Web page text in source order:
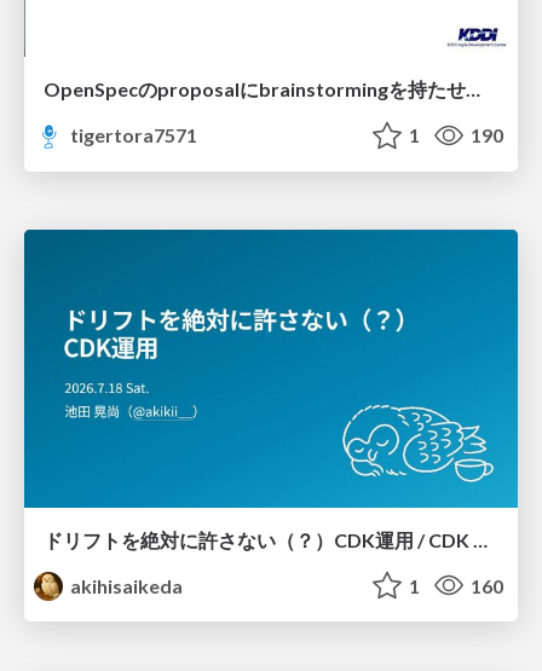
OpenSpecのproposalにbrainstormingを持たせてみた
tigertora7571
1 190
akihisaikeda
1 160